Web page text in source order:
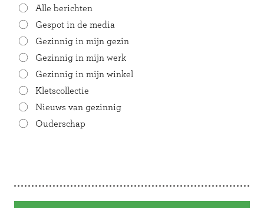
Alle berichten
Gespot in de media
Gezinnig in mijn gezin
Gezinnig in mijn werk
Gezinnig in mijn winkel
Kletscollectie
Nieuws van gezinnig
Ouderschap